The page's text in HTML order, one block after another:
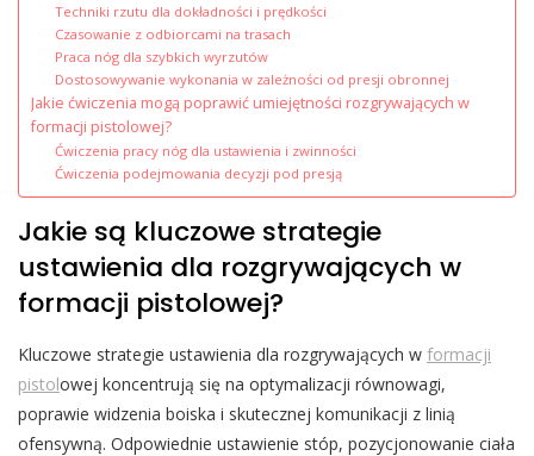
Techniki rzutu dla dokładności i prędkości
Czasowanie z odbiorcami na trasach
Praca nóg dla szybkich wyrzutów
Dostosowywanie wykonania w zależności od presji obronnej
Jakie ćwiczenia mogą poprawić umiejętności rozgrywających w
formacji pistolowej?
Ćwiczenia pracy nóg dla ustawienia i zwinności
Ćwiczenia podejmowania decyzji pod presją
Jakie są kluczowe strategie
ustawienia dla rozgrywających w
formacji pistolowej?
Kluczowe strategie ustawienia dla rozgrywających w formacji
pistolowej koncentrują się na optymalizacji równowagi,
poprawie widzenia boiska i skutecznej komunikacji z linią
ofensywną. Odpowiednie ustawienie stóp, pozycjonowanie ciała